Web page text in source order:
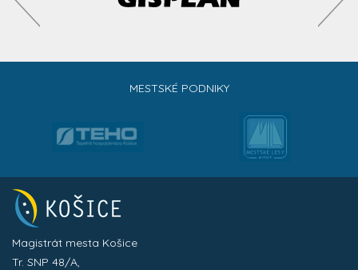
MESTSKÉ PODNIKY
Magistrát mesta Košice
Tr. SNP 48/A,